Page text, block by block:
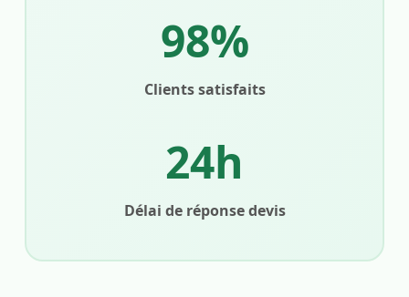
98%
Clients satisfaits
24h
Délai de réponse devis